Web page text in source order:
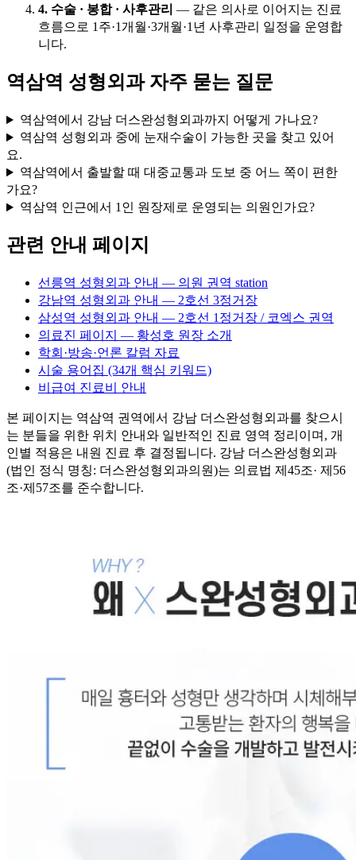
4. 수술 · 봉합 · 사후관리 — 같은 의사로 이어지는 진료
흐름으로 1주·1개월·3개월·1년 사후관리 일정을 운영합
니다.
역삼역 성형외과 자주 묻는 질문
역삼역에서 강남 더스완성형외과까지 어떻게 가나요?
역삼역 성형외과 중에 눈재수술이 가능한 곳을 찾고 있어
요.
역삼역에서 출발할 때 대중교통과 도보 중 어느 쪽이 편한
가요?
역삼역 인근에서 1인 원장제로 운영되는 의원인가요?
관련 안내 페이지
선릉역 성형외과 안내 — 의원 권역 station
강남역 성형외과 안내 — 2호선 3정거장
삼성역 성형외과 안내 — 2호선 1정거장 / 코엑스 권역
의료진 페이지 — 황성호 원장 소개
학회·방송·언론 칼럼 자료
시술 용어집 (34개 핵심 키워드)
비급여 진료비 안내
본 페이지는 역삼역 권역에서 강남 더스완성형외과를 찾으시
는 분들을 위한 위치 안내와 일반적인 진료 영역 정리이며, 개
인별 적용은 내원 진료 후 결정됩니다. 강남 더스완성형외과
(법인 정식 명칭: 더스완성형외과의원)는 의료법 제45조· 제56
조·제57조를 준수합니다.